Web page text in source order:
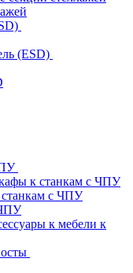
(ESD)
к станкам с ЧПУ
с ЧПУ
к мебели к